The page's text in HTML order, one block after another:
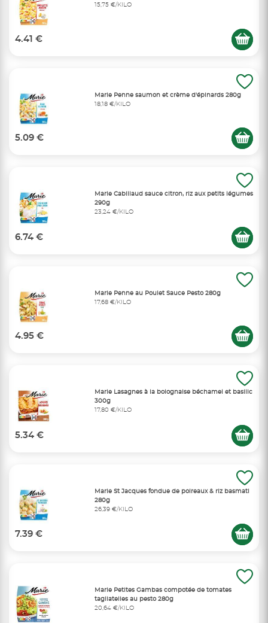
15,75 €/KILO
4.41 €
Marie Penne saumon et crème d'épinards 280g
18,18 €/KILO
5.09 €
Marie Cabillaud sauce citron, riz aux petits légumes
290g
23,24 €/KILO
6.74 €
Marie Penne au Poulet Sauce Pesto 280g
17,68 €/KILO
4.95 €
Marie Lasagnes à la bolognaise béchamel et basilic
300g
17,80 €/KILO
5.34 €
Marie St Jacques fondue de poireaux & riz basmati
280g
26,39 €/KILO
7.39 €
Marie Petites Gambas compotée de tomates
tagliatelles au pesto 280g
20,64 €/KILO